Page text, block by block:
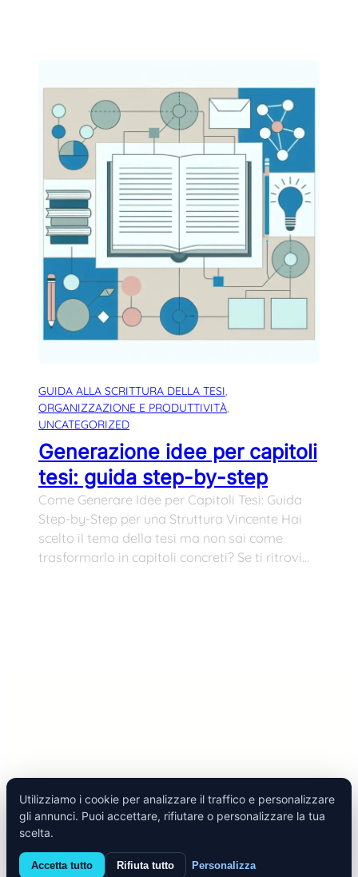
GUIDA ALLA SCRITTURA DELLA TESI
ORGANIZZAZIONE E PRODUTTIVITÀ
UNCATEGORIZED
Generazione idee per capitoli
tesi: guida step-by-step
Come Generare Idee per Capitoli Tesi: Guida
Step-by-Step per una Struttura Vincente Hai
scelto il tema della tesi ma non sai come
trasformarlo in capitoli concreti? Se ti ritrovi…
Tesify 2025 | All Rights Reserved |
Utilizziamo i cookie per analizzare il traffico e personalizzare
gli annunci. Puoi accettare, rifiutare o personalizzare la tua
scelta.
Accetta tutto Rifiuta tutto Personalizza